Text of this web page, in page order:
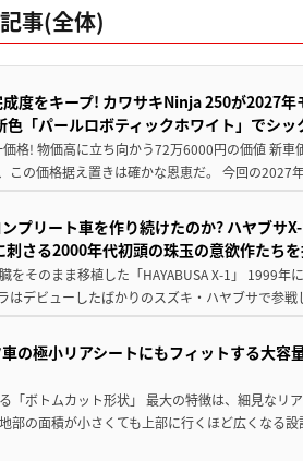
事(全体)
度をキープ! カワサキNinja 250が2027
「パールロボティックホワイト」でシッ
格! 物価高に立ち向かう72万6000円の価値 新車
この価格据え置きは確かな恩恵だ。 今回の
プリート車を作り続けたのか? ハヤブサ
刺さる2000年代初頭の珠玉の意欲作たち
をそのまま移植した「HAYABUSA X-1」 1999年
はデビューしたばかりのスズキ・ハヤブサで参
の極小リアシートにもフィットする大容
「ボトムカット形状」 最大の特徴は、細見なリ
部の面積が小さくても上部に行くほど広くなる